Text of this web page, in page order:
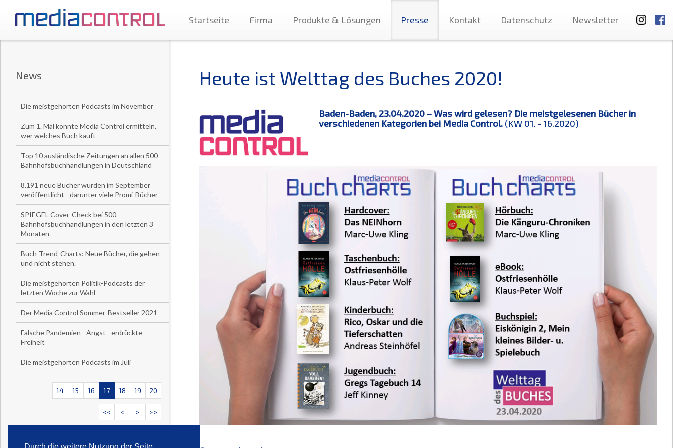
Startseite Firma Produkte & Lösungen Presse Kontakt Datenschutz Newsletter
News
Die meistgehörten Podcasts im November
Zum 1. Mal konnte Media Control ermitteln,
wer welches Buch kauft
Top 10 ausländische Zeitungen an allen 500
Bahnhofsbuchhandlungen in Deutschland
8.191 neue Bücher wurden im September
veröffentlicht - darunter viele Promi-Bücher
SPIEGEL Cover-Check bei 500
Bahnhofsbuchhandlungen in den letzten 3
Monaten
Buch-Trend-Charts: Neue Bücher, die gehen
und nicht stehen.
Die meistgehörten Politik-Podcasts der
letzten Woche zur Wahl
Der Media Control Sommer-Bestseller 2021
Falsche Pandemien - Angst - erdrückte
Freiheit
Die meistgehörten Podcasts im Juli
14 15 16 17 18 19 20
<< < > >>
Heute ist Welttag des Buches 2020!
Baden-Baden, 23.04.2020 – Was wird gelesen? Die meistgelesenen Bücher in
verschiedenen Kategorien bei Media Control.(KW 01. - 16.2020)